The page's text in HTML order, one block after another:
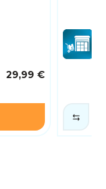
29,99 €